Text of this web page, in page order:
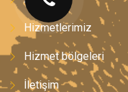
Hizmetlerimiz
Hizmet bölgeleri
İletişim